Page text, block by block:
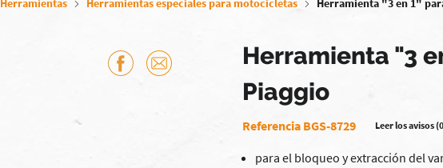
Herramientas Herramientas especiales para motocicletas Herramienta "3 en 1"
Herramienta "3
Piaggio
Referencia BGS-8729 Leer los avisos
para el bloqueo y extracción del